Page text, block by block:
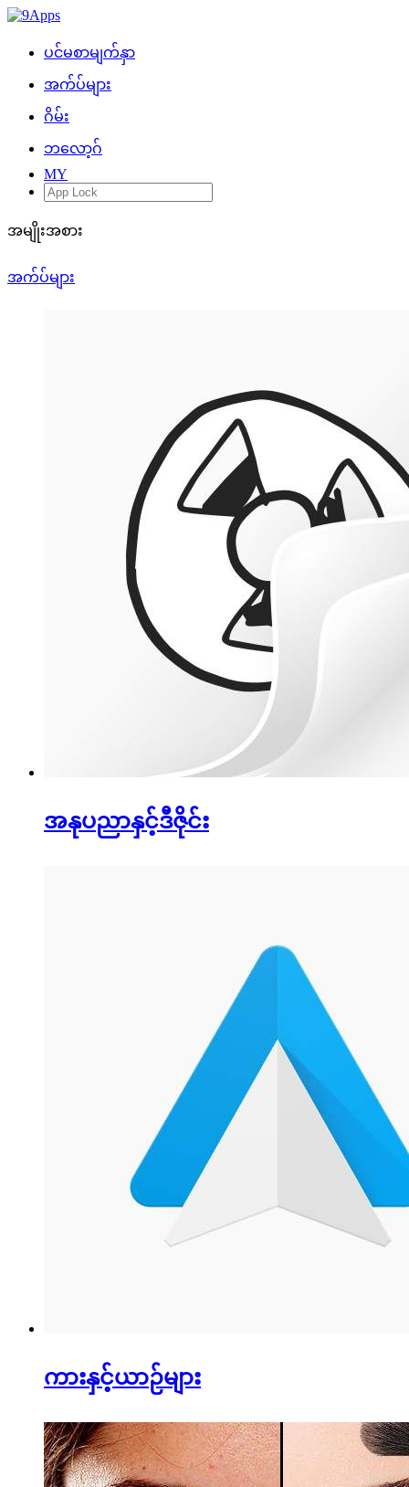
ပင်မစာမျက်နှာ
အက်ပ်များ
ဂိမ်း
ဘလော့ဂ်
MY
အမျိုးအစား
အက်ပ်များ
အနုပညာနှင့်ဒီဇိုင်း
ကားနှင့်ယာဉ်များ